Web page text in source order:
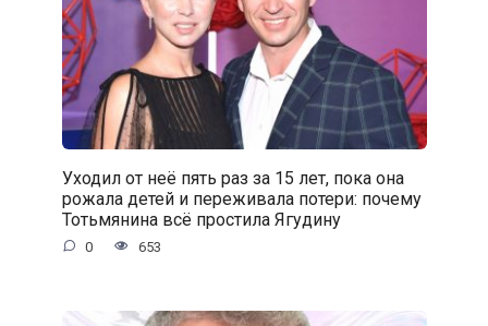
Уходил от неё пять раз за 15 лет, пока она
рожала детей и переживала потери: почему
Тотьмянина всё простила Ягудину
0 653